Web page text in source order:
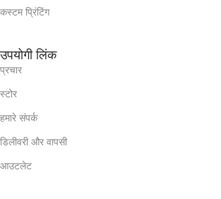
कस्टम प्रिंटिंग
उपयोगी लिंक
प्रचार
स्टोर
हमारे संपर्क
डिलीवरी और वापसी
आउटलेट